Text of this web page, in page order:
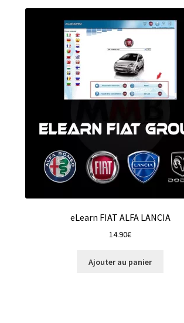
eLearn FIAT ALFA LANCIA
14.90€
Ajouter au panier